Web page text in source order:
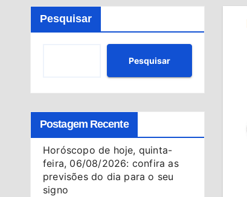
Pesquisar
Pesquisar
Postagem Recente
Horóscopo de hoje, quinta-
feira, 06/08/2026: confira as
previsões do dia para o seu
signo